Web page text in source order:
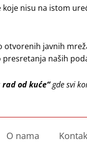
nisu na istom
otvorenih javnih
naših
od kuće“gde svi
O nama